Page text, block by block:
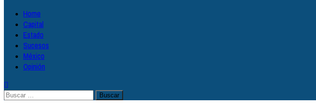
Home
Capital
Estado
Sucesos
México
Opinión